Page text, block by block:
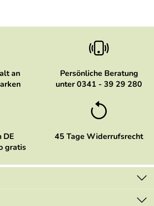
an
Persönliche Beratung
unter 0341 - 39 29 280
DE
gratis
45 Tage Widerrufsrecht